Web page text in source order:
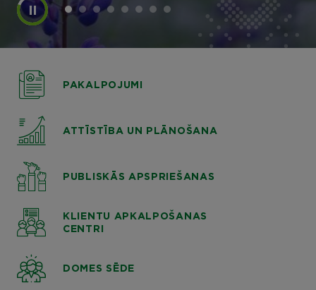
PAKALPOJUMI
ATTĪSTĪBA UN PLĀNOŠANA
PUBLISKĀS APSPRIEŠANAS
KLIENTU APKALPOŠANAS
CENTRI
DOMES SĒDE